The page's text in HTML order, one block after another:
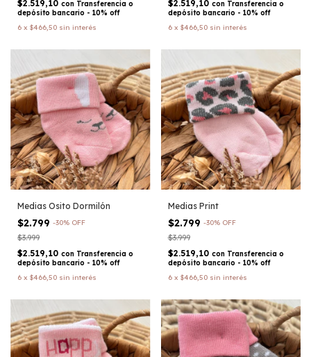
$2.519,10 con Transferencia o
depósito bancario - 10% off
6 x $466,50 sin interés
$2.519,10 con Transferencia o
depósito bancario - 10% off
6 x $466,50 sin interés
Medias Osito Dormilón
$2.799 -30% OFF
$3.999
$2.519,10 con Transferencia o
depósito bancario - 10% off
6 x $466,50 sin interés
Medias Print
$2.799 -30% OFF
$3.999
$2.519,10 con Transferencia o
depósito bancario - 10% off
6 x $466,50 sin interés